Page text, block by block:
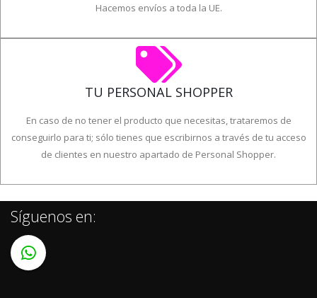
TU PERSONAL SHOPPER
conseguirlo para ti; sólo tienes que escribirnos a través de tu acceso
de clientes en nuestro apartado de Personal Shopper.
Síguenos en: